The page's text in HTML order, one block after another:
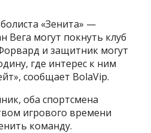
«Зенита» —
Вега могут покнуть клуб
и защитник могут
где интерес к ним
сообщает BolaVip.
оба спортсмена
игрового времени
команду.